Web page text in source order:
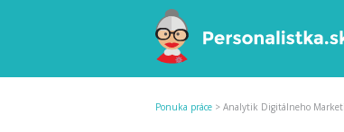
Ponuka práce > Analytik Digitálneho